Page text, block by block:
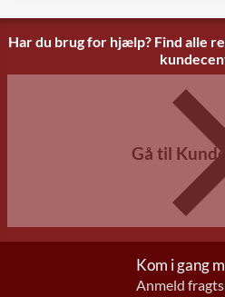
Har du brug for hjælp? Find alle
Gå til
Kom i gang
Anmeld